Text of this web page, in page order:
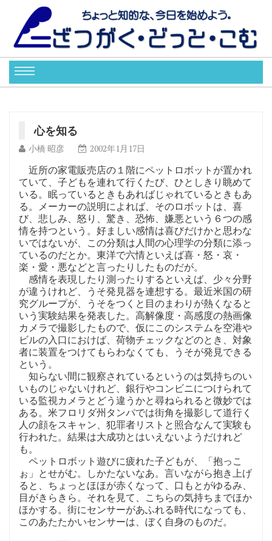
心を知る
小橋 昭彦 2002年1月17日
近所の家電販売店の１階にペットロボットが置かれ
ていて、子どもを連れて行くたび、ひとしきり眺めて
いる。眠っているときもあればじゃれているときもあ
る。メーカーの説明によれば、そのロボットは、喜
び、悲しみ、怒り、驚き、恐怖、嫌悪という６つの感
情を持つという。好ましい感情は喜びだけかと思わな
いではないが、この分類は人間の心理学の分類に添っ
ているのだとか。東洋で六情といえば喜・怒・哀・
楽・愛・悪などと言ったりしたものだが。
感情を表現したり測ったりするといえば、少々分野
が違うけれど、うそ発見器を連想する。最近米国の研
究グループが、うそをつくと目のまわりが熱くなると
いう実験結果を発表した。高解像度・高感度の熱画像
カメラで撮影したもので、仮にこのシステムを空港や
ビルの入口におけば、荷物チェックなどのとき、対象
者に装置をつけてもらわなくても、うそが発見できる
という。
知らない間に観察されているというのは気持ちのい
いものじゃないけれど、銀行やコンビニにつけられて
いる監視カメラとどう違うかと尋ねられると微妙では
ある。米フロリダ州タンパでは街角を撮影して道行く
人の顔をスキャン、犯罪者リストと照合なんて実験も
行われた。結果は大成功とはいえないようだけれど
も。
ペットロボット遊びに疲れた子どもが、「抱っこ
ぉ」とせがむ。しかたないなあ。言いながら抱き上げ
ると、ちょっとほほが赤くなって、口もとがゆるみ、
目がきらきら。それを見て、こちらの気持ちまでほか
ほかする。街にセンサーがあふれる時代になっても、
このあたたかいセンサーは、ぼく自身のものだ。